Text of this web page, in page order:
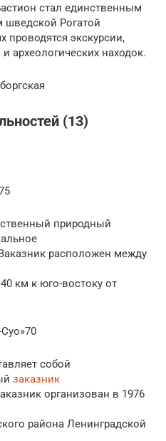
стал единственным
Рогатой
проводятся экскурсии,
археологических находок.
(13)
природный
расположен между
км к юго-востоку от
собой
заказник
организован в 1976
района Ленинградской